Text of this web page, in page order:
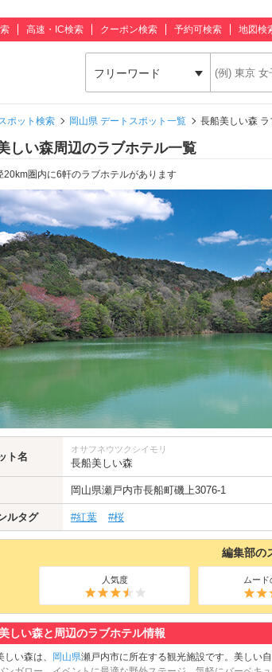
高速・IC検索 クーポン検索 予約可検索 地図検
フリーワード
ポット検索 岡山県 デートスポット一覧 長船美しい森
しい森周辺のラブホテル一覧
20km圏内に6軒のラブホテルがあります
ト名
オサフネウツクシイモリ
長船美しい森
岡山県瀬戸内市長船町磯上3076-1
ルタグ #紅葉 #桜
編集部の
人気度 ムード
しい森と周辺のラブホテル情報
しい森は、 岡山県瀬戸内市に所在する観光施設です。美しい